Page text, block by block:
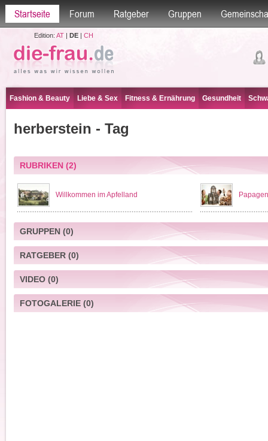
Startseite Forum Ratgeber Gruppen
Edition: AT| DE| CH
Fashion & Beauty Liebe & Sex Fitness & Ernährung Gesundheit
herberstein - Tag
RUBRIKEN(2)
Willkommen im Apfelland
GRUPPEN(0)
RATGEBER(0)
VIDEO(0)
FOTOGALERIE(0)